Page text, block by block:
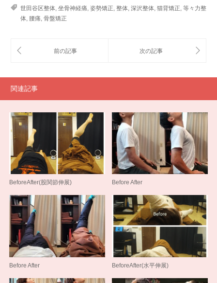
世田谷区整体, 坐骨神経痛, 姿勢矯正, 整体, 深沢整体, 猫背矯正, 等々力整
体, 腰痛, 骨盤矯正
関連記事
BeforeAfter(股関節伸展) Before After
Before After BeforeAfter(水平伸展)